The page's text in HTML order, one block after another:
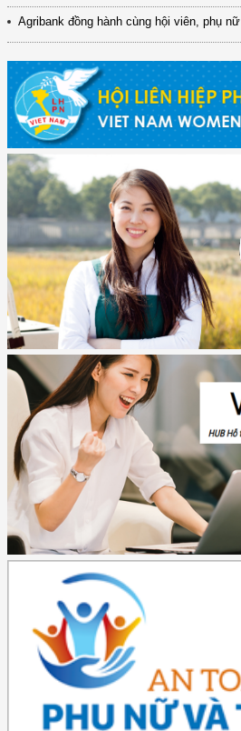
Agribank đồng hành cùng hội viên, phụ